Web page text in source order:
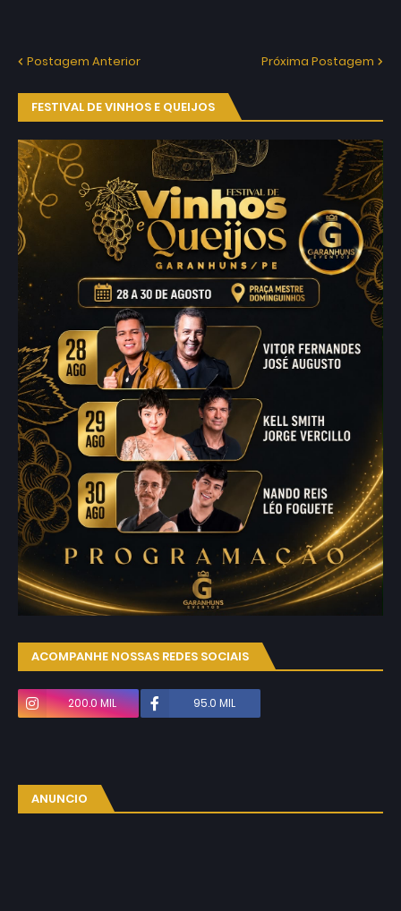
Postagem Anterior Próxima Postagem
FESTIVAL DE VINHOS E QUEIJOS
ACOMPANHE NOSSAS REDES SOCIAIS
200.0 MIL 95.0 MIL
ANUNCIO